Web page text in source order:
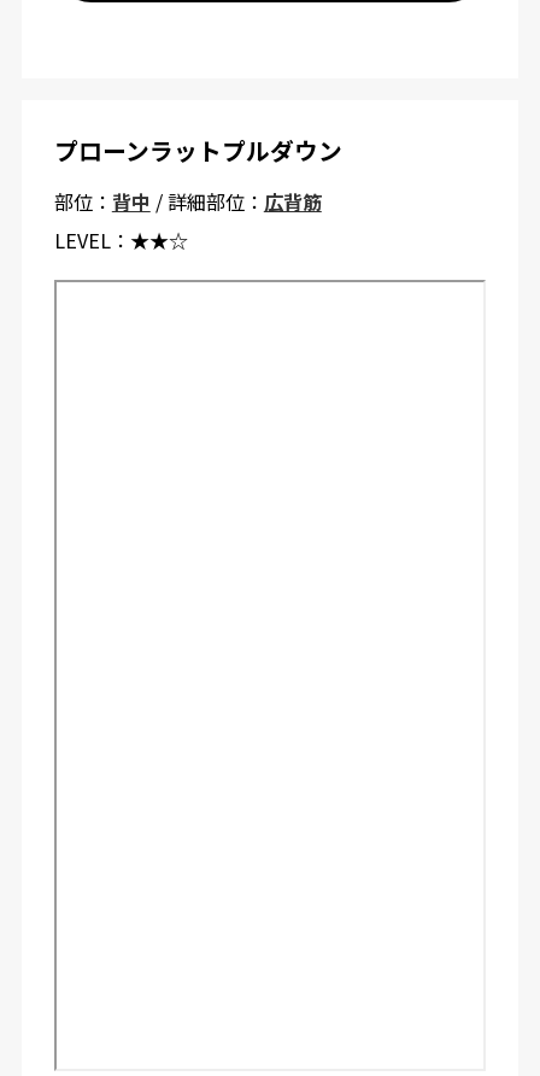
プローンラットプルダウン
部位： 背中 / 詳細部位： 広背筋
LEVEL： ★★☆